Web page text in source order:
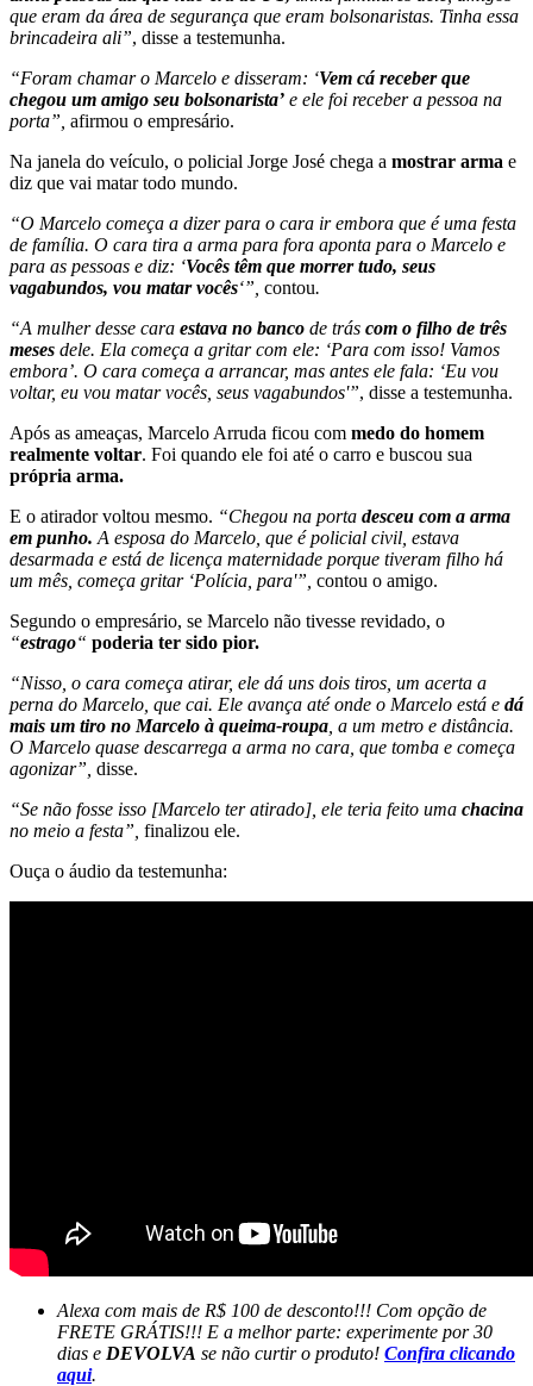
que eram da área de segurança que eram bolsonaristas. Tinha essa
brincadeira ali”, disse a testemunha.
“Foram chamar o Marcelo e disseram: ‘Vem cá receber que
chegou um amigo seu bolsonarista’ e ele foi receber a pessoa na
porta”, afirmou o empresário.
Na janela do veículo, o policial Jorge José chega a mostrar arma e
diz que vai matar todo mundo.
“O Marcelo começa a dizer para o cara ir embora que é uma festa
de família. O cara tira a arma para fora aponta para o Marcelo e
para as pessoas e diz: ‘Vocês têm que morrer tudo, seus
vagabundos, vou matar vocês‘”, contou.
“A mulher desse cara estava no banco de trás com o filho de três
meses dele. Ela começa a gritar com ele: ‘Para com isso! Vamos
embora’. O cara começa a arrancar, mas antes ele fala: ‘Eu vou
voltar, eu vou matar vocês, seus vagabundos'”, disse a testemunha.
Após as ameaças, Marcelo Arruda ficou com medo do homem
realmente voltar. Foi quando ele foi até o carro e buscou sua
própria arma.
E o atirador voltou mesmo. “Chegou na porta desceu com a arma
em punho. A esposa do Marcelo, que é policial civil, estava
desarmada e está de licença maternidade porque tiveram filho há
um mês, começa gritar ‘Polícia, para'”, contou o amigo.
Segundo o empresário, se Marcelo não tivesse revidado, o
“estrago“ poderia ter sido pior.
“Nisso, o cara começa atirar, ele dá uns dois tiros, um acerta a
perna do Marcelo, que cai. Ele avança até onde o Marcelo está e dá
mais um tiro no Marcelo à queima-roupa , a um metro e distância.
O Marcelo quase descarrega a arma no cara, que tomba e começa
agonizar”, disse.
“Se não fosse isso [Marcelo ter atirado], ele teria feito uma chacina
no meio a festa”, finalizou ele.
Ouça o áudio da testemunha:
Alexa com mais de R$ 100 de desconto!!! Com opção de
FRETE GRÁTIS!!! E a melhor parte: experimente por 30
dias e DEVOLVA se não curtir o produto! Confira clicando
aqui.